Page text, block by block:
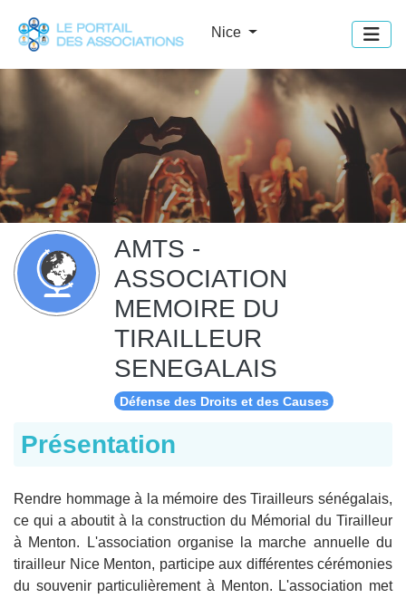
Nice
AMTS -
ASSOCIATION
MEMOIRE DU
TIRAILLEUR
SENEGALAIS
Défense des Droits et des Causes
Présentation
Rendre hommage à la mémoire des Tirailleurs sénégalais,
ce qui a aboutit à la construction du Mémorial du Tirailleur
à Menton. L'association organise la marche annuelle du
tirailleur Nice Menton, participe aux différentes cérémonies
du souvenir particulièrement à Menton. L'association met